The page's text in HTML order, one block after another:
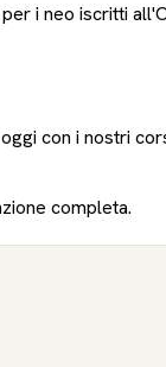
i neo iscritti
con i nostri
completa.